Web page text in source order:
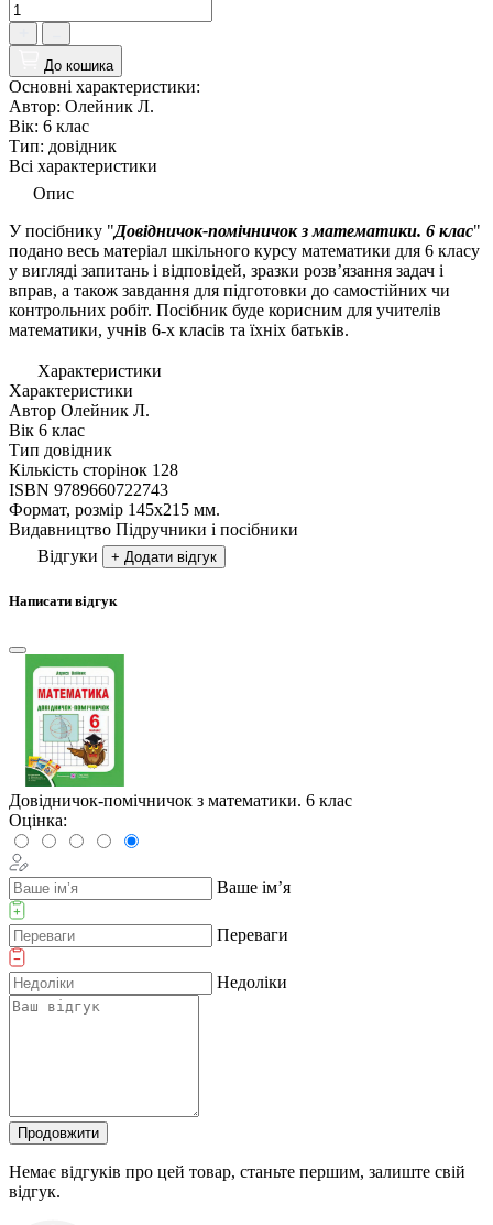
До кошика
Основні характеристики:
Автор: Олейник Л.
Вік: 6 клас
Тип: довідник
Всі характеристики
Опис
У посібнику "Довідничок-помічничок з математики. 6 клас"
подано весь матеріал шкільного курсу математики для 6 класу
у вигляді запитань і відповідей, зразки розв’язання задач і
вправ, а також завдання для підготовки до самостійних чи
контрольних робіт. Посібник буде корисним для учителів
математики, учнів 6-х класів та їхніх батьків.
Характеристики
Характеристики
Автор Олейник Л.
Вік 6 клас
Тип довідник
Кількість сторінок 128
ISBN 9789660722743
Формат, розмір 145х215 мм.
Видавництво Підручники і посібники
Відгуки
+ Додати відгук
Написати відгук
Довідничок-помічничок з математики. 6 клас
Оцінка:
Ваше ім’я
Переваги
Недоліки
Продовжити
Немає відгуків про цей товар, станьте першим, залиште свій
відгук.